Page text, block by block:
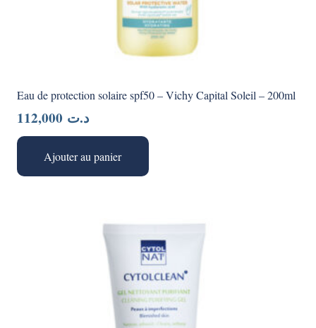
Eau de protection solaire spf50 – Vichy Capital Soleil – 200ml
د.ت
Ajouter au panier